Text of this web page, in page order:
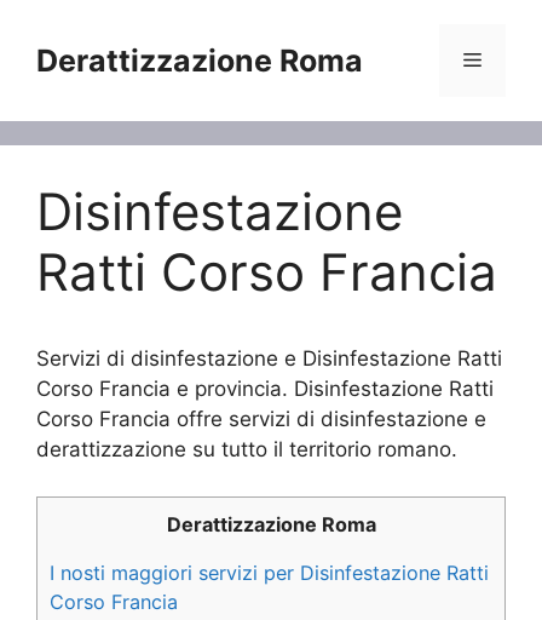
contenuto
Derattizzazione Roma Menu
Disinfestazione
Ratti Corso Francia
Servizi di disinfestazione e Disinfestazione Ratti
Corso Francia e provincia. Disinfestazione Ratti
Corso Francia offre servizi di disinfestazione e
derattizzazione su tutto il territorio romano.
Derattizzazione Roma
I nosti maggiori servizi per Disinfestazione Ratti
Corso Francia